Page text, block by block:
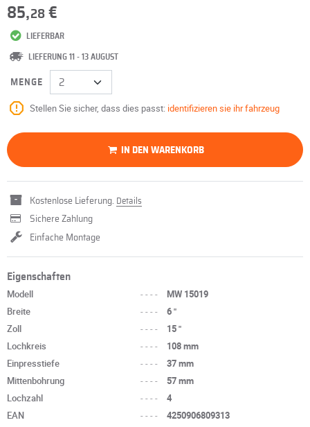
85,28 €
LIEFERBAR
LIEFERUNG 11 - 13 AUGUST
MENGE
Stellen Sie sicher, dass dies passt: identifizieren sie ihr fahrzeug
IN DEN WARENKORB
Kostenlose Lieferung. Details
Sichere Zahlung
Einfache Montage
Eigenschaften
Modell ----
MW 15019
Breite
----
6 "
Zoll
----
15 "
Lochkreis
----
108 mm
Einpresstiefe
----
37 mm
Mittenbohrung
----
57 mm
Lochzahl
----
4
EAN
----
4250906809313